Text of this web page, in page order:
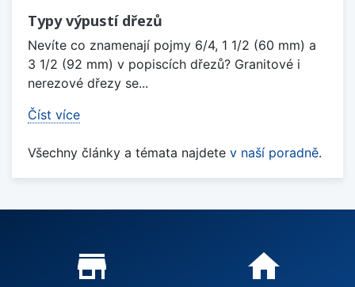
Typy výpustí dřezů
Nevíte co znamenají pojmy 6/4, 1 1/2 (60 mm) a
3 1/2 (92 mm) v popiscích dřezů? Granitové i
nerezové dřezy se...
Číst více
Všechny články a témata najdete v naší poradně.
Proč nakupovat u nás?
store_mall_directory home